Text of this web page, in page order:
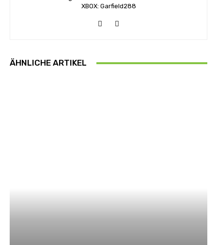
XBOX: Garfield288
ÄHNLICHE ARTIKEL